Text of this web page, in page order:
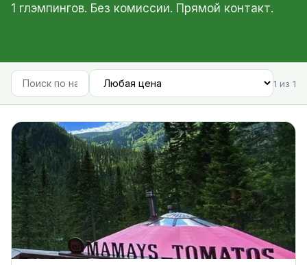
1 глэмпингов. Без комиссии. Прямой контакт.
1 из 1